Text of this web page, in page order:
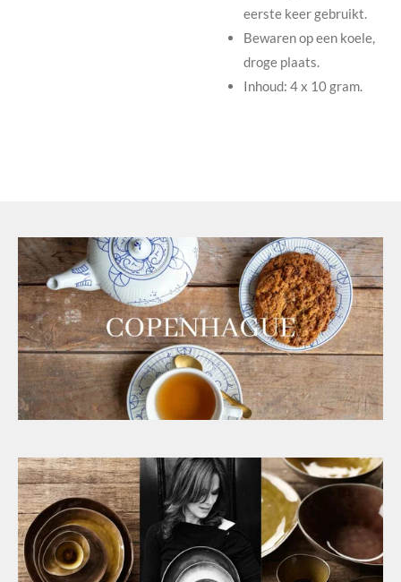
eerste keer gebruikt.
Bewaren op een koele,
droge plaats.
Inhoud: 4 x 10 gram.